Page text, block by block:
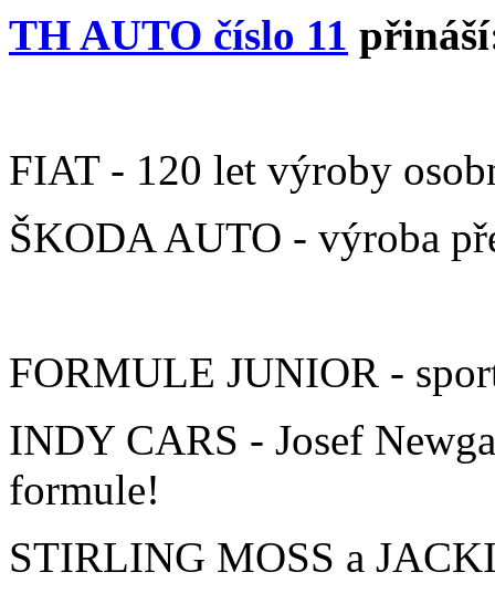
TH AUTO číslo 11
FIAT - 120 let výroby
ŠKODA AUTO - výroba
FORMULE JUNIOR -
INDY CARS - Josef
formule!
STIRLING MOSS a